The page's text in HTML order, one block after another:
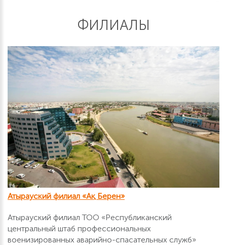
ФИЛИАЛЫ
Атырауский филиал «Ақ Берен»
Атырауский филиал ТОО «Республиканский
центральный штаб профессиональных
военизированных аварийно-спасательных служб»